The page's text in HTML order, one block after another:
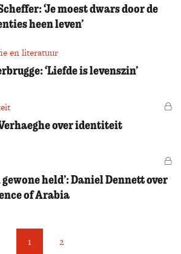
‘Je moest dwars door de
heen leven’
en literatuur
‘Liefde is levenszin’
over identiteit
gewone held’: Daniel Dennett over
of Arabia
1 2